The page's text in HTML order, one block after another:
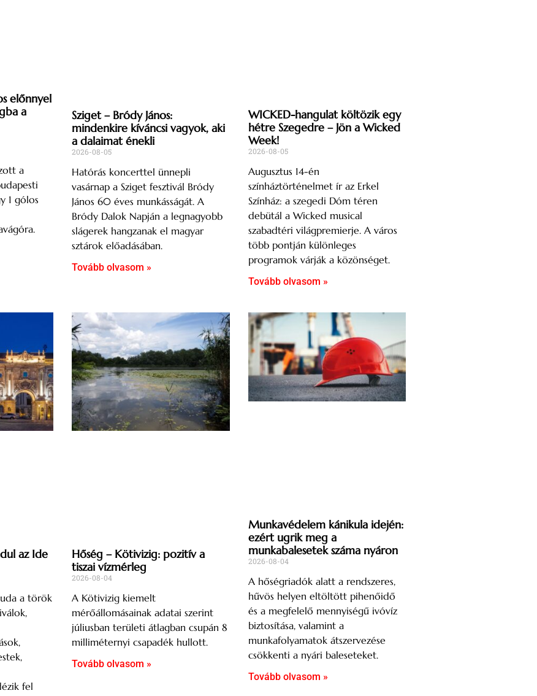
előnnyel
a
a
1 gólos
Sziget – Bródy János:
mindenkire kíváncsi vagyok, aki
a dalaimat énekli
2026-08-05
Hatórás koncerttel ünnepli
vasárnap a Sziget fesztivál Bródy
János 60 éves munkásságát. A
Bródy Dalok Napján a legnagyobb
slágerek hangzanak el magyar
sztárok előadásában.
Tovább olvasom »
WICKED-hangulat költözik egy
hétre Szegedre – Jön a Wicked
Week!
2026-08-05
Augusztus 14-én
színháztörténelmet ír az Erkel
Színház: a szegedi Dóm téren
debütál a Wicked musical
szabadtéri világpremierje. A város
több pontján különleges
programok várják a közönséget.
Tovább olvasom »
az Ide
a török
fel
Hőség – Kötivizig: pozitív a
tiszai vízmérleg
2026-08-04
A Kötivizig kiemelt
mérőállomásainak adatai szerint
júliusban területi átlagban csupán 8
milliméternyi csapadék hullott.
Tovább olvasom »
Munkavédelem kánikula idején:
ezért ugrik meg a
munkabalesetek száma nyáron
2026-08-04
A hőségriadók alatt a rendszeres,
hűvös helyen eltöltött pihenőidő
és a megfelelő mennyiségű ivóvíz
biztosítása, valamint a
munkafolyamatok átszervezése
csökkenti a nyári baleseteket.
Tovább olvasom »